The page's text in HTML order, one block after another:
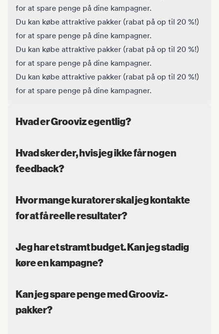
for at spare penge på dine kampagner.
Du kan købe attraktive pakker (rabat på op til 20 %!)
for at spare penge på dine kampagner.
Du kan købe attraktive pakker (rabat på op til 20 %!)
for at spare penge på dine kampagner.
Du kan købe attraktive pakker (rabat på op til 20 %!)
for at spare penge på dine kampagner.
Hvad er Grooviz egentlig?
Hvad sker der, hvis jeg ikke får nogen
feedback?
Hvor mange kuratorer skal jeg kontakte
for at få reelle resultater?
Jeg har et stramt budget. Kan jeg stadig
køre en kampagne?
Kan jeg spare penge med Grooviz-
pakker?